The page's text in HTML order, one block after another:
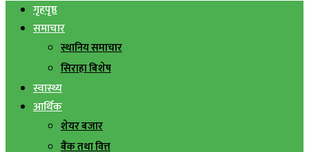
गृहपृष्ठ
समाचार
स्थानिय समाचार
सिराहा बिशेष
स्वास्थ्य
आर्थिक
शेयर बजार
बैंक तथा वित्त